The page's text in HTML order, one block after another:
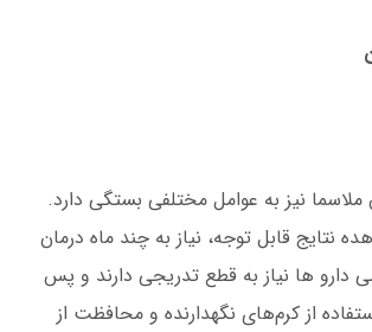
نیز به عوامل مختلفی بستگی دارد.
نتایج قابل توجه، نیاز به چند ماه درمان
ها نیاز به قطع تدریجی دارند و پس
از کرم‌های نگهدارنده و محافظت از